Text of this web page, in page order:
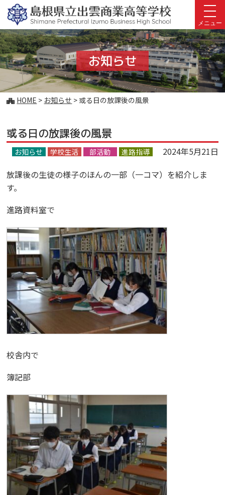
このページの本文へ
メニュー
お知らせ
こ
ー
ジ
置:
HOME > お知らせ > 或る日の放課後の風景
或る日の放課後の風景
お知らせ 学校生活 部活動 進路指導
2024年5月21日
放課後の生徒の様子のほんの一部（一コマ）を紹介しま
す。
進路資料室で
校舎内で
簿記部